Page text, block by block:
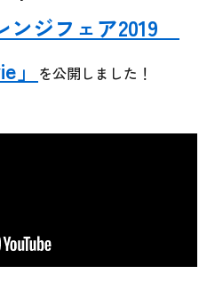
ンジフェア2019
を公開しました！